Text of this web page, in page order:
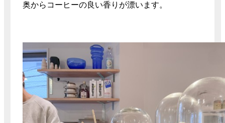
奥からコーヒーの良い香りが漂います。